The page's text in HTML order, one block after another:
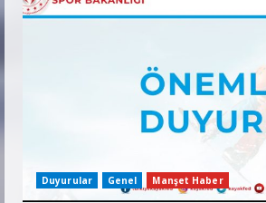
Duyurular Genel Manşet Haber